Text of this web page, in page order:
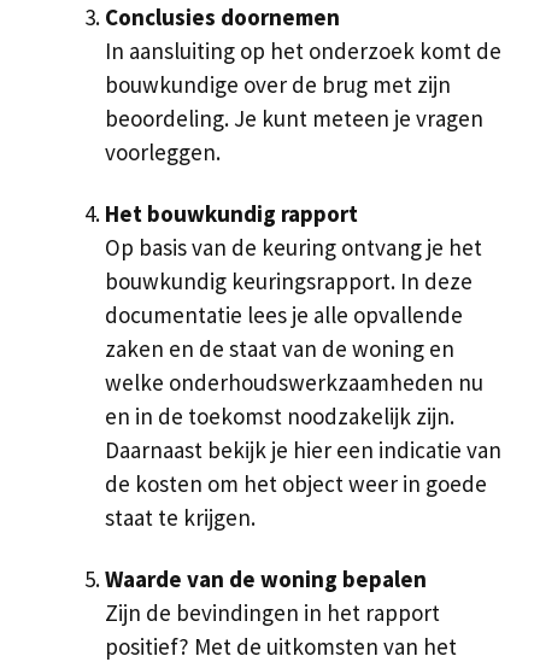
Conclusies doornemen
In aansluiting op het onderzoek komt de
bouwkundige over de brug met zijn
beoordeling. Je kunt meteen je vragen
voorleggen.
Het bouwkundig rapport
Op basis van de keuring ontvang je het
bouwkundig keuringsrapport. In deze
documentatie lees je alle opvallende
zaken en de staat van de woning en
welke onderhoudswerkzaamheden nu
en in de toekomst noodzakelijk zijn.
Daarnaast bekijk je hier een indicatie van
de kosten om het object weer in goede
staat te krijgen.
Waarde van de woning bepalen
Zijn de bevindingen in het rapport
positief? Met de uitkomsten van het